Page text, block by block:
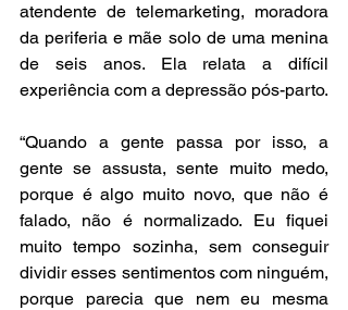
atendente de telemarketing, moradora
da periferia e mãe solo de uma menina
de seis anos. Ela relata a difícil
experiência com a depressão pós-parto.
“Quando a gente passa por isso, a
gente se assusta, sente muito medo,
porque é algo muito novo, que não é
falado, não é normalizado. Eu fiquei
muito tempo sozinha, sem conseguir
dividir esses sentimentos com ninguém,
porque parecia que nem eu mesma